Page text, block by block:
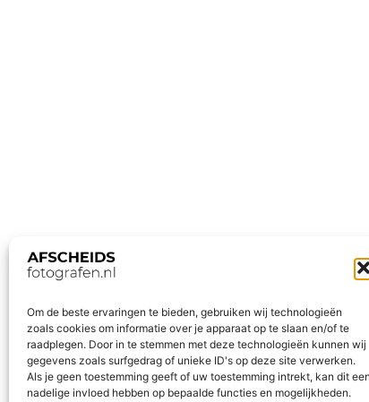
Om de beste ervaringen te bieden, gebruiken wij technologieën
zoals cookies om informatie over je apparaat op te slaan en/of te
raadplegen. Door in te stemmen met deze technologieën kunnen wij
gegevens zoals surfgedrag of unieke ID's op deze site verwerken.
Als je geen toestemming geeft of uw toestemming intrekt, kan dit een
nadelige invloed hebben op bepaalde functies en mogelijkheden.